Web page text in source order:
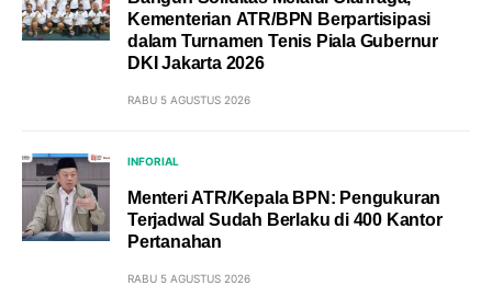
Kementerian ATR/BPN Berpartisipasi
dalam Turnamen Tenis Piala Gubernur
DKI Jakarta 2026
RABU 5 AGUSTUS 2026
INFORIAL
Menteri ATR/Kepala BPN: Pengukuran
Terjadwal Sudah Berlaku di 400 Kantor
Pertanahan
RABU 5 AGUSTUS 2026